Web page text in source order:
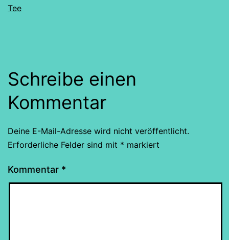
Tee
Schreibe einen
Kommentar
Deine E-Mail-Adresse wird nicht veröffentlicht.
Erforderliche Felder sind mit * markiert
Kommentar *